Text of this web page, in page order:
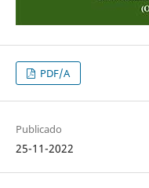
PDF/A
Publicado
25-11-2022